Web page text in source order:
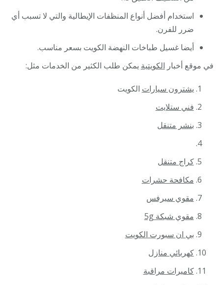
استخدام أفضل أنواع المنظفات الإيطالية والتي لا تسبب أي
ضرر للفرن.
أيضا غسيل طباخات النهضة الكويت بسعر مناسب.
في موقع أخبار الكويتية يمكن طلب الكثير من الخدمات مثل:
يشترون سيارات الكويت
فني ستلايت
بنشر متنقل
كراج متنقل
مكافحة حشرات
مقوي سيرفس
مقوي شبكة 5g
بي ان سبورت الكويت
كهربائي منازل
كاميرات مراقبة